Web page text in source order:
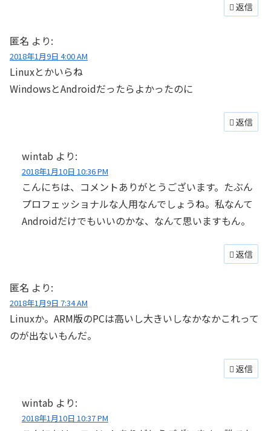
返信
匿名 より:
2018年1月9日 4:00 AM
Linuxとかいらね
WindowsとAndroidだったらよかったのに
返信
wintab より:
2018年1月10日 10:36 PM
こんにちは、コメントありがとうございます。たぶん
プロフェッショナルな人用なんでしょうね。私なんて
Androidだけでもいいのかな、なんて思いますもん。
返信
匿名 より:
2018年1月9日 7:34 AM
Linuxか。ARM版のPCは高いし大きいしなかなかこれって
のが出ないもんだ。
返信
wintab より:
2018年1月10日 10:37 PM